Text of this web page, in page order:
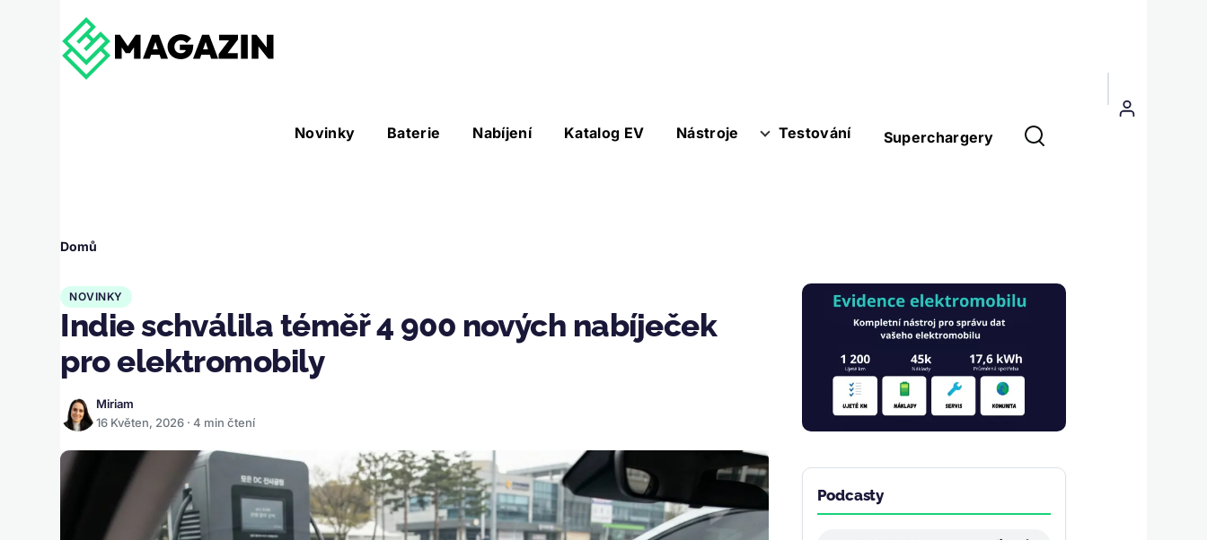
Hlavní
Novinky Baterie Nabíjení Katalog EV Nástroje
Nástroje sub-navigation Testování Superchargery
Menu
uživatelského
Drobečková
navigace
Domů
NOVINKY
Indie schválila téměř 4 900 nových nabíječek
pro elektromobily
Miriam
16 Květen, 2026 · 4 min čtení
Obrázek
Podcasty